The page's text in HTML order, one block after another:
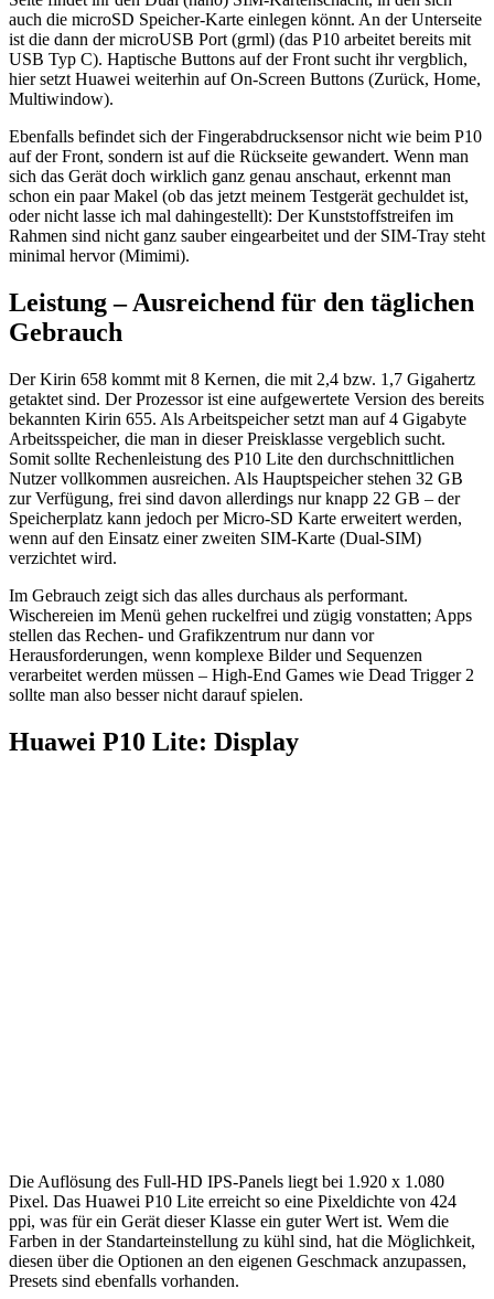
auch die microSD Speicher-Karte einlegen könnt. An der Unterseite
ist die dann der microUSB Port (grml) (das P10 arbeitet bereits mit
USB Typ C). Haptische Buttons auf der Front sucht ihr vergblich,
hier setzt Huawei weiterhin auf On-Screen Buttons (Zurück, Home,
Multiwindow).
Ebenfalls befindet sich der Fingerabdrucksensor nicht wie beim P10
auf der Front, sondern ist auf die Rückseite gewandert. Wenn man
sich das Gerät doch wirklich ganz genau anschaut, erkennt man
schon ein paar Makel (ob das jetzt meinem Testgerät gechuldet ist,
oder nicht lasse ich mal dahingestellt): Der Kunststoffstreifen im
Rahmen sind nicht ganz sauber eingearbeitet und der SIM-Tray steht
minimal hervor (Mimimi).
Leistung – Ausreichend für den täglichen
Gebrauch
Der Kirin 658 kommt mit 8 Kernen, die mit 2,4 bzw. 1,7 Gigahertz
getaktet sind. Der Prozessor ist eine aufgewertete Version des bereits
bekannten Kirin 655. Als Arbeitspeicher setzt man auf 4 Gigabyte
Arbeitsspeicher, die man in dieser Preisklasse vergeblich sucht.
Somit sollte Rechenleistung des P10 Lite den durchschnittlichen
Nutzer vollkommen ausreichen. Als Hauptspeicher stehen 32 GB
zur Verfügung, frei sind davon allerdings nur knapp 22 GB – der
Speicherplatz kann jedoch per Micro-SD Karte erweitert werden,
wenn auf den Einsatz einer zweiten SIM-Karte (Dual-SIM)
verzichtet wird.
Im Gebrauch zeigt sich das alles durchaus als performant.
Wischereien im Menü gehen ruckelfrei und zügig vonstatten; Apps
stellen das Rechen- und Grafikzentrum nur dann vor
Herausforderungen, wenn komplexe Bilder und Sequenzen
verarbeitet werden müssen – High-End Games wie Dead Trigger 2
sollte man also besser nicht darauf spielen.
Huawei P10 Lite: Display
Die Auflösung des Full-HD IPS-Panels liegt bei 1.920 x 1.080
Pixel. Das Huawei P10 Lite erreicht so eine Pixeldichte von 424
ppi, was für ein Gerät dieser Klasse ein guter Wert ist. Wem die
Farben in der Standarteinstellung zu kühl sind, hat die Möglichkeit,
diesen über die Optionen an den eigenen Geschmack anzupassen,
Presets sind ebenfalls vorhanden.